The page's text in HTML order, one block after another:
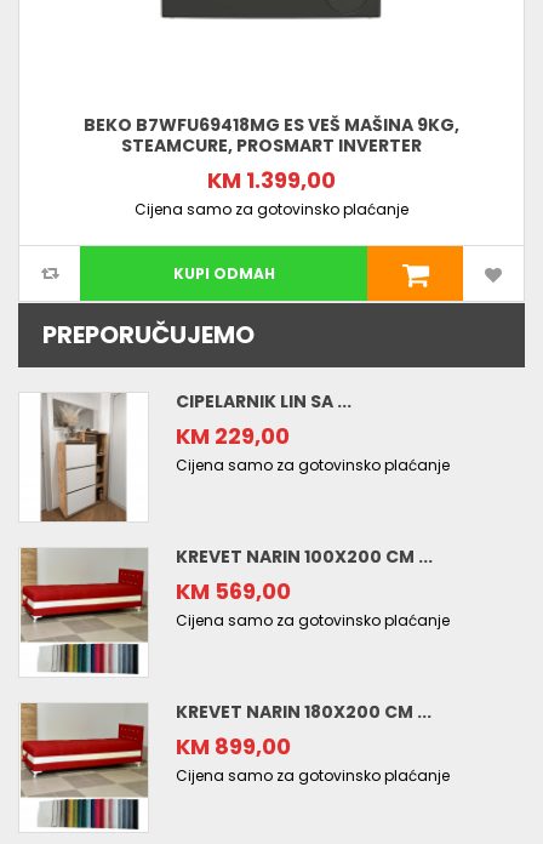
BEKO B7WFU69418MG ES VEŠ MAŠINA 9KG,
STEAMCURE, PROSMART INVERTER
KM 1.399,00
Cijena samo za gotovinsko plaćanje
KUPI ODMAH
PREPORUČUJEMO
CIPELARNIK LIN SA ...
KM 229,00
Cijena samo za gotovinsko plaćanje
KREVET NARIN 100X200 CM ...
KM 569,00
Cijena samo za gotovinsko plaćanje
KREVET NARIN 180X200 CM ...
KM 899,00
Cijena samo za gotovinsko plaćanje